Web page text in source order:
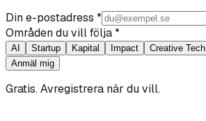
Din e-postadress *
Områden du vill följa *
AI Startup Kapital Impact Creative Tech
Anmäl mig
Gratis. Avregistrera när du vill.